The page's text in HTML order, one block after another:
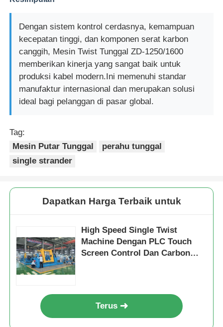
Dengan sistem kontrol cerdasnya, kemampuan
kecepatan tinggi, dan komponen serat karbon
canggih, Mesin Twist Tunggal ZD-1250/1600
memberikan kinerja yang sangat baik untuk
produksi kabel modern.Ini memenuhi standar
manufaktur internasional dan merupakan solusi
ideal bagi pelanggan di pasar global.
Tag:
Mesin Putar Tunggal
perahu tunggal
single strander
Dapatkan Harga Terbaik untuk
High Speed Single Twist
Machine Dengan PLC Touch
Screen Control Dan Carbon
Terus